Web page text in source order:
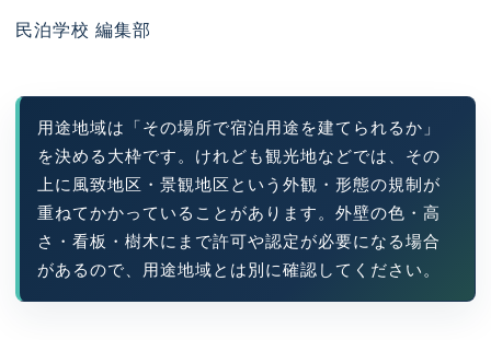
民泊学校 編集部
用途地域は「その場所で宿泊用途を建てられるか」
を決める大枠です。けれども観光地などでは、その
上に風致地区・景観地区という外観・形態の規制が
重ねてかかっていることがあります。外壁の色・高
さ・看板・樹木にまで許可や認定が必要になる場合
があるので、用途地域とは別に確認してください。